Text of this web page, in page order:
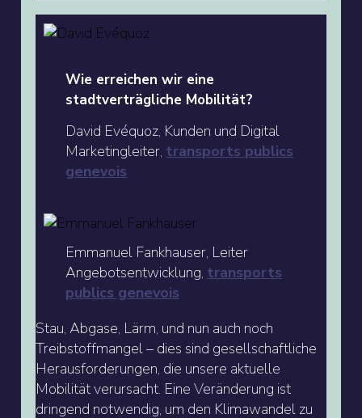
Wie erreichen wir eine
stadtverträgliche Mobilität?
David Evéquoz, Kunden und Digital
Marketingleiter, transports publics
genevois
Emmanuel Fankhauser, Leiter
Angebotsentwicklung, transports
publics genevois
Stau, Abgase, Lärm, und nun auch noch
Treibstoffmangel – dies sind gesellschaftliche
Herausforderungen, die unsere aktuelle
Mobilität verursacht. Eine Veränderung ist
dringend notwendig, um den Klimawandel zu